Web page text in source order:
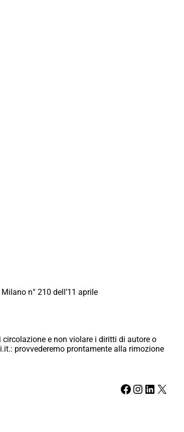
n° 210 dell’11 aprile
e non violare i diritti di autore o
provvederemo prontamente alla rimozione
Facebook Instagram LinkedIn X